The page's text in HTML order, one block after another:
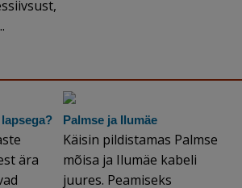
ära
Palmse ja Ilumäe
Käisin pildistamas Palmse
mõisa ja Ilumäe kabeli
juures. Peamiseks